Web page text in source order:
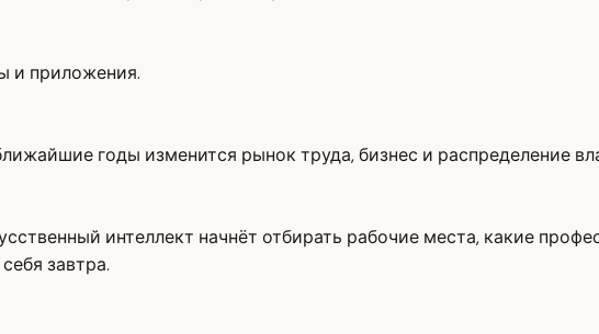
и приложения.
годы изменится рынок труда, бизнес и распределение
интеллект начнёт отбирать рабочие места, какие
завтра.